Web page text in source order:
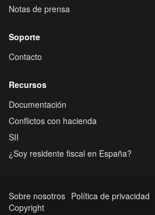
Notas de prensa
Soporte
Contacto
Recursos
Documentación
Conflictos con hacienda
SII
¿Soy residente fiscal en España?
Sobre nosotros Política de privacidad
Copyright